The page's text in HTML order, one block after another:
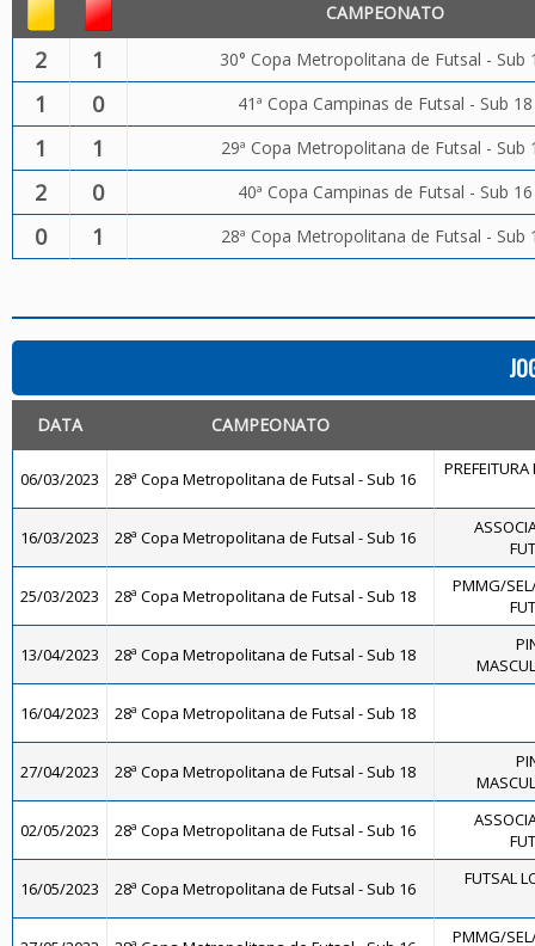
CAMPEONATO
2 1 30° Copa Metropolitana de Futsal - Sub
1 0 41ª Copa Campinas de Futsal - Sub 18
1 1 29ª Copa Metropolitana de Futsal - Sub
2 0 40ª Copa Campinas de Futsal - Sub 16
0 1 28ª Copa Metropolitana de Futsal - Sub
DATA CAMPEONATO
06/03/2023 28ª Copa Metropolitana de Futsal - Sub 16
16/03/2023 28ª Copa Metropolitana de Futsal - Sub 16
25/03/2023 28ª Copa Metropolitana de Futsal - Sub 18
PMMG/
13/04/2023 28ª Copa Metropolitana de Futsal - Sub 18
16/04/2023 28ª Copa Metropolitana de Futsal - Sub 18
27/04/2023 28ª Copa Metropolitana de Futsal - Sub 18
02/05/2023 28ª Copa Metropolitana de Futsal - Sub 16
16/05/2023 28ª Copa Metropolitana de Futsal - Sub 16 FUTSAL
PMMG/